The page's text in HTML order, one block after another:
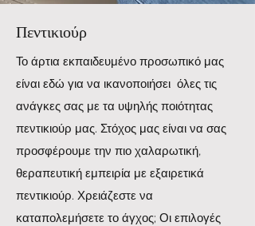
Πεντικιούρ
Το άρτια εκπαιδευμένο προσωπικό μας
είναι εδώ για να ικανοποιήσει όλες τις
ανάγκες σας με τα υψηλής ποιότητας
πεντικιούρ μας. Στόχος μας είναι να σας
προσφέρουμε την πιο χαλαρωτική,
θεραπευτική εμπειρία με εξαιρετικά
πεντικιούρ. Χρειάζεστε να
καταπολεμήσετε το άγχος; Οι επιλογές